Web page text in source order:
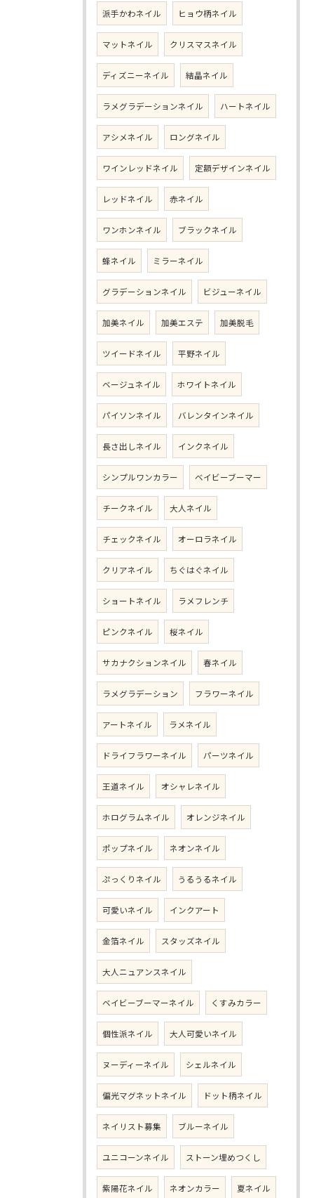
派手かわネイル ヒョウ柄ネイル
マットネイル クリスマスネイル
ディズニーネイル 結晶ネイル
ラメグラデーションネイル ハートネイル
アシメネイル ロングネイル
ワインレッドネイル 定額デザインネイル
レッドネイル 赤ネイル
ワンホンネイル ブラックネイル
蜂ネイル ミラーネイル
グラデーションネイル ビジューネイル
加美ネイル 加美エステ 加美脱毛
ツイードネイル 平野ネイル
ベージュネイル ホワイトネイル
パイソンネイル バレンタインネイル
長さ出しネイル インクネイル
シンプルワンカラー ベイビーブーマー
チークネイル 大人ネイル
チェックネイル オーロラネイル
クリアネイル ちぐはぐネイル
ショートネイル ラメフレンチ
ピンクネイル 桜ネイル
サカナクションネイル 春ネイル
ラメグラデーション フラワーネイル
アートネイル ラメネイル
ドライフラワーネイル パーツネイル
王道ネイル オシャレネイル
ホログラムネイル オレンジネイル
ポップネイル ネオンネイル
ぷっくりネイル うるうるネイル
可愛いネイル インクアート
金箔ネイル スタッズネイル
大人ニュアンスネイル
ベイビーブーマーネイル くすみカラー
個性派ネイル 大人可愛いネイル
ヌーディーネイル シェルネイル
偏光マグネットネイル ドット柄ネイル
ネイリスト募集 ブルーネイル
ユニコーンネイル ストーン埋めつくし
紫陽花ネイル ネオンカラー 夏ネイル